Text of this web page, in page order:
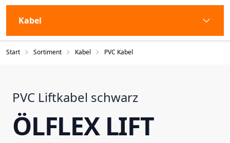
Kabel
Start Sortiment Kabel PVC Kabel
PVC Liftkabel schwarz
ÖLFLEX LIFT